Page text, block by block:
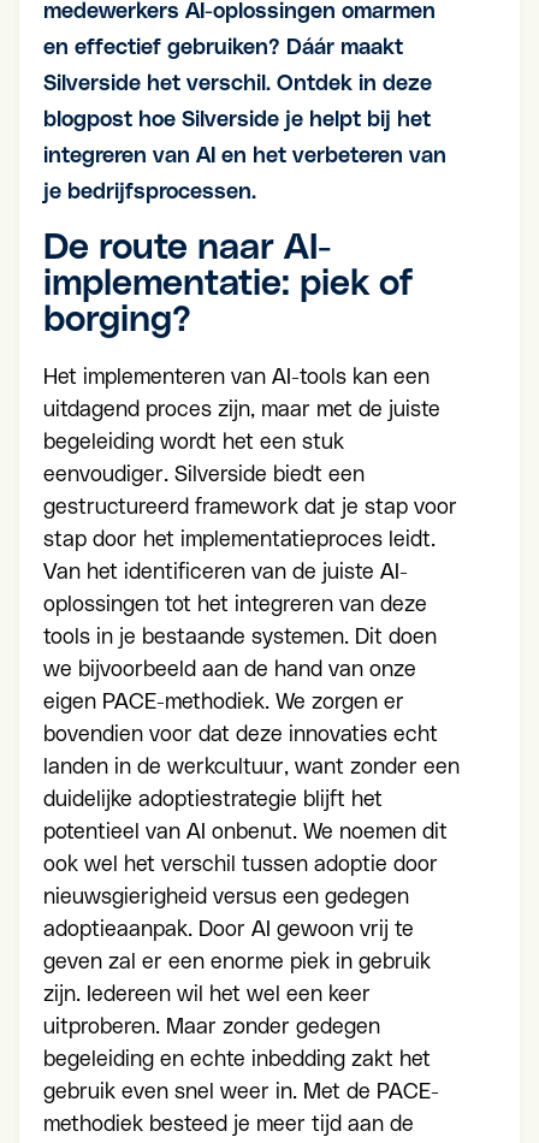
medewerkers AI-oplossingen omarmen
en effectief gebruiken? Dáár maakt
Silverside het verschil. Ontdek in deze
blogpost hoe Silverside je helpt bij het
integreren van AI en het verbeteren van
je bedrijfsprocessen.
De route naar AI-
implementatie: piek of
borging?
Het implementeren van AI-tools kan een
uitdagend proces zijn, maar met de juiste
begeleiding wordt het een stuk
eenvoudiger. Silverside biedt een
gestructureerd framework dat je stap voor
stap door het implementatieproces leidt.
Van het identificeren van de juiste AI-
oplossingen tot het integreren van deze
tools in je bestaande systemen. Dit doen
we bijvoorbeeld aan de hand van onze
eigen PACE-methodiek. We zorgen er
bovendien voor dat deze innovaties echt
landen in de werkcultuur, want zonder een
duidelijke adoptiestrategie blijft het
potentieel van AI onbenut. We noemen dit
ook wel het verschil tussen adoptie door
nieuwsgierigheid versus een gedegen
adoptieaanpak. Door AI gewoon vrij te
geven zal er een enorme piek in gebruik
zijn. Iedereen wil het wel een keer
uitproberen. Maar zonder gedegen
begeleiding en echte inbedding zakt het
gebruik even snel weer in. Met de PACE-
methodiek besteed je meer tijd aan de